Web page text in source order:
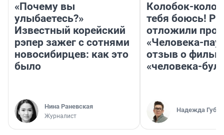
«Почему вы
улыбаетесь?»
Известный корейский
рэпер зажег с сотнями
новосибирцев: как это
было
Нина Раневская
Журналист
Колобок-
тебя боюсь!
отложили
«Человека-
отзыв о
«человека-
Надежда